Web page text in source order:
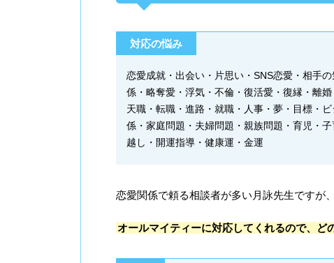
対応の悩み
恋愛成就・出会い・片思い・SNS恋愛・相手
係・略奪愛・浮気・不倫・復活愛・復縁・離
天職・転職・進路・就職・人事・夢・目標・
係・家庭問題・夫婦問題・親族問題・育児・
越し・開運指導・健康運・金運
恋愛関係で頼る相談者が多い月詠先生ですが
オールマイティーに対応してくれるので、ど